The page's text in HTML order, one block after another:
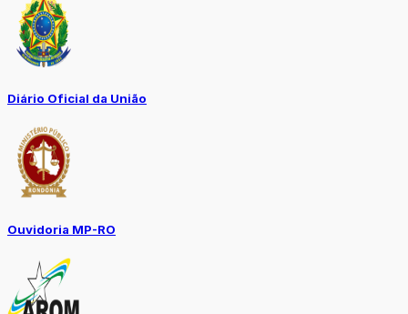
Diário Oficial da União
Ouvidoria MP-RO